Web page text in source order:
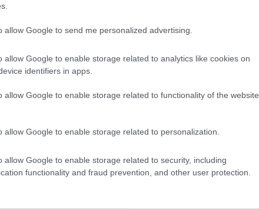
allow Google to send me personalized advertising.
allow Google to enable storage related to analytics like cookies on
identifiers in apps.
allow Google to enable storage related to functionality of the website
allow Google to enable storage related to personalization.
allow Google to enable storage related to security, including
functionality and fraud prevention, and other user protection.
«Οι Αθώοι» του